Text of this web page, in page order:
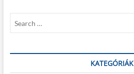
z
é
n
t
:
KATEGÓRIÁK